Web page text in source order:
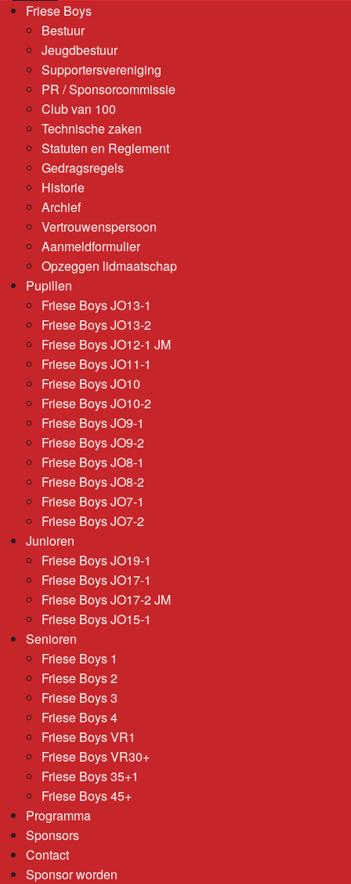
Friese Boys
Bestuur
Jeugdbestuur
Supportersvereniging
PR / Sponsorcommissie
Club van 100
Technische zaken
Statuten en Reglement
Gedragsregels
Historie
Archief
Vertrouwenspersoon
Aanmeldformulier
Opzeggen lidmaatschap
Pupillen
Friese Boys JO13-1
Friese Boys JO13-2
Friese Boys JO12-1 JM
Friese Boys JO11-1
Friese Boys JO10
Friese Boys JO10-2
Friese Boys JO9-1
Friese Boys JO9-2
Friese Boys JO8-1
Friese Boys JO8-2
Friese Boys JO7-1
Friese Boys JO7-2
Junioren
Friese Boys JO19-1
Friese Boys JO17-1
Friese Boys JO17-2 JM
Friese Boys JO15-1
Senioren
Friese Boys 1
Friese Boys 2
Friese Boys 3
Friese Boys 4
Friese Boys VR1
Friese Boys VR30+
Friese Boys 35+1
Friese Boys 45+
Programma
Sponsors
Contact
Sponsor worden